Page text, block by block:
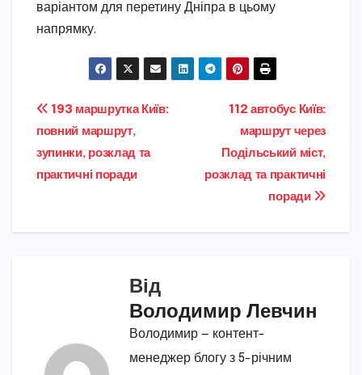
варіантом для перетину Дніпра в цьому
напрямку.
Навігація
записів
112 автобус Київ:
маршрут через
Подільський міст,
розклад та практичні
поради
193 маршрутка Київ:
повний маршрут,
зупинки, розклад та
практичні поради
Від
Володимир Левчин
Володимир — контент-
менеджер блогу з 5-річним